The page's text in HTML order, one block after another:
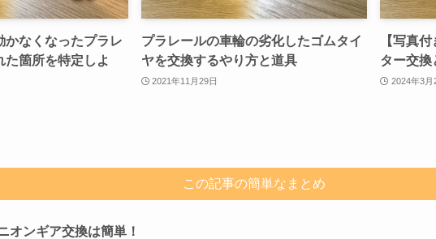
かなくなったプラレ
た箇所を特定しよ
プラレールの車輪の劣化したゴムタイ
ヤを交換するやり方と道具
2021年11月29日
【写真
ター交
2024年3月
この記事の簡単なまとめ
オンギア交換は簡単！